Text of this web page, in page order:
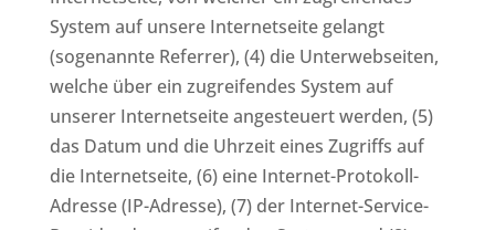
System auf unsere Internetseite gelangt
(sogenannte Referrer), (4) die Unterwebseiten,
welche über ein zugreifendes System auf
unserer Internetseite angesteuert werden, (5)
das Datum und die Uhrzeit eines Zugriffs auf
die Internetseite, (6) eine Internet-Protokoll-
Adresse (IP-Adresse), (7) der Internet-Service-